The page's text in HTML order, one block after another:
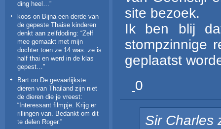
ding heel…”
koos on Bijna een derde van
de gepeste Thaise kinderen
denkt aan zelfdoding: “Zelf
mee gemaakt met mijn
dochter toen ze 14 was. ze is
half thai en werd in de klas
gepest…”
Bart on De gevaarlijkste
dieren van Thailand zijn niet
de dieren die je vreest:
“Interessant filmpje. Krijg er
rillingen van. Bedankt om dit
te delen Roger. ”
site bezoek.
Ik ben blij
stompzinnige
geplaatst
0
Sir Charles